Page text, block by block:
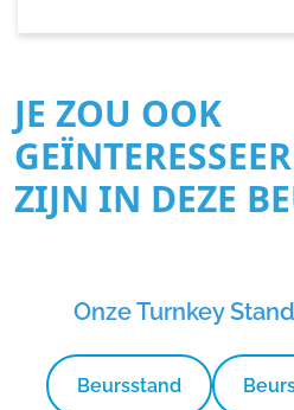
JE ZOU OOK
ZIJN IN DEZE
Onze Turnkey
Beursstand